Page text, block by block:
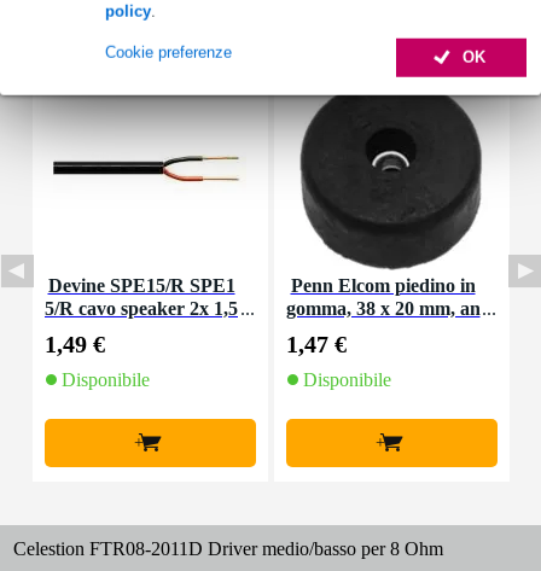
policy.
OK
Cookie preferenze
Accessori (6)
Devine SPE15/R SPE1
5/R cavo speaker 2x 1,5
1,49 €
Disponibile
+
Penn Elcom piedino in
gomma, 38 x 20 mm, an
1,47 €
Disponibile
+
Celestion FTR08-2011D Driver medio/basso per 8 Ohm